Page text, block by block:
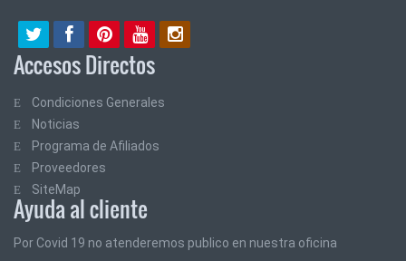
Accesos Directos
Condiciones Generales
Noticias
Programa de Afiliados
Proveedores
SiteMap
Ayuda al cliente
Por Covid 19 no atenderemos publico en nuestra oficina